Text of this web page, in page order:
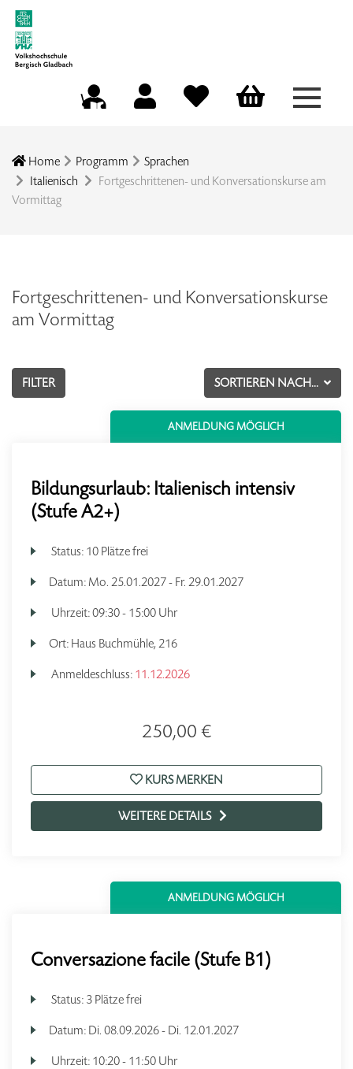
Menü
Home Programm
Sprachen
Italienisch
Fortgeschrittenen- und Konversationskurse am
Vormittag
Fortgeschrittenen- und Konversationskurse
am Vormittag
SORTIEREN NACH...
FILTER
ANMELDUNG MÖGLICH
Bildungsurlaub: Italienisch intensiv
(Stufe A2+)
Status: 10 Plätze frei
Datum: Mo. 25.01.2027 - Fr. 29.01.2027
Uhrzeit:09:30 - 15:00 Uhr
Ort: Haus Buchmühle, 216
Anmeldeschluss: 11.12.2026
250,00 €
KURS MERKEN
WEITERE DETAILS
ANMELDUNG MÖGLICH
Conversazione facile (Stufe B1)
Status: 3 Plätze frei
Datum: Di. 08.09.2026 - Di. 12.01.2027
Uhrzeit: 10:20 - 11:50 Uhr